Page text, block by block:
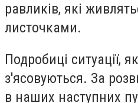
равликів, які
листочками.
Подробиці ситуації,
з'ясовуються. За
в наших наступних